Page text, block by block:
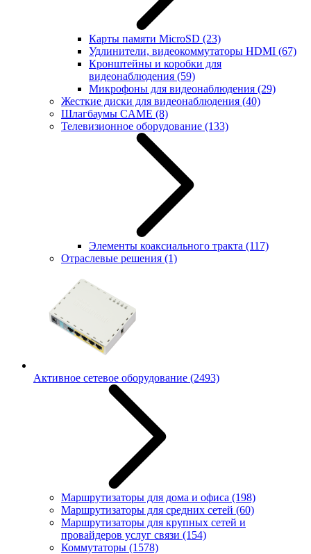
Карты памяти MicroSD (23)
Удлинители, видеокоммутаторы HDMI (67)
Кронштейны и коробки для
видеонаблюдения (59)
Микрофоны для видеонаблюдения (29)
Жесткие диски для видеонаблюдения (40)
Шлагбаумы CAME (8)
Телевизионное оборудование (133)
Элементы коаксиального тракта (117)
Отраслевые решения (1)
Активное сетевое оборудование (2493)
Маршрутизаторы для дома и офиса (198)
Маршрутизаторы для средних сетей (60)
Маршрутизаторы для крупных сетей и
провайдеров услуг связи (154)
Коммутаторы (1578)